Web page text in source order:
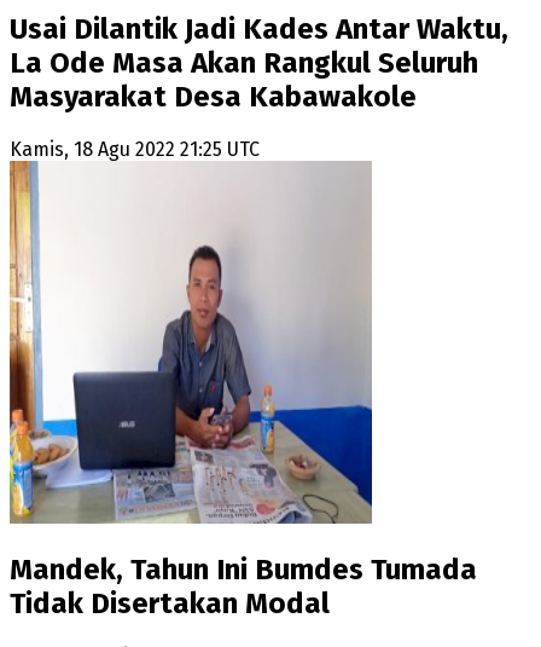
Usai Dilantik Jadi Kades Antar Waktu,
La Ode Masa Akan Rangkul Seluruh
Masyarakat Desa Kabawakole
Kamis, 18 Agu 2022 21:25 UTC
Mandek, Tahun Ini Bumdes Tumada
Tidak Disertakan Modal